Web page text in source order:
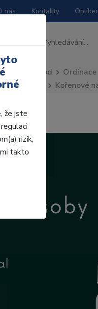
nás Kontakty
Úvod Ordinace
Kořenové
že jste
rizik,
takto